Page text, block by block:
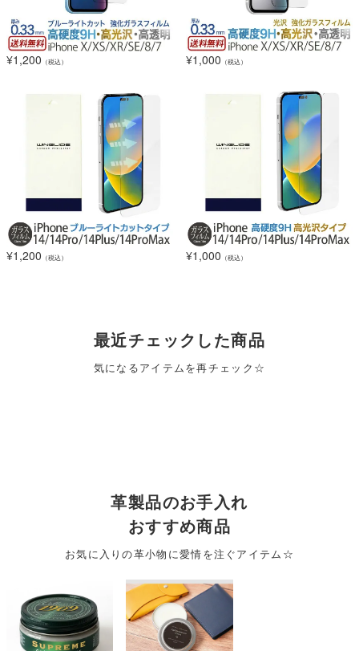
¥1,200 （税込） ¥1,000 （税込）
¥1,200 （税込） ¥1,000 （税込）
最近チェックした商品
気になるアイテムを再チェック☆
革製品のお手入れ
おすすめ商品
お気に入りの革小物に愛情を注ぐアイテム☆